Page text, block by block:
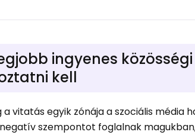
ingyenes
kell
a vitatás egyik zónája a szociális média
szempontot foglalnak